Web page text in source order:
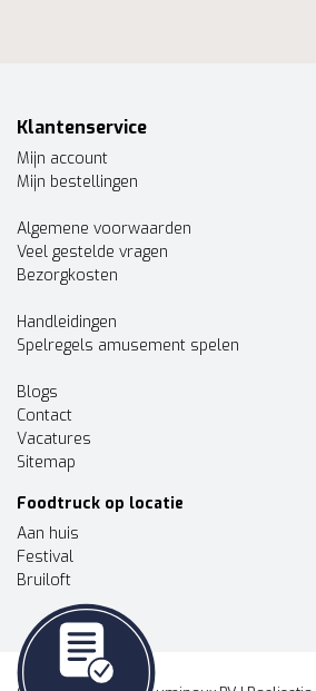
Klantenservice
Mijn account
Mijn bestellingen
Algemene voorwaarden
Veel gestelde vragen
Bezorgkosten
Handleidingen
Spelregels amusement spelen
Blogs
Contact
Vacatures
Sitemap
Foodtruck op locatie
Aan huis
Festival
Bruiloft